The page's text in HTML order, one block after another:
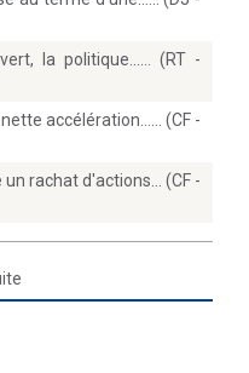
la politique...… (RT -
accélération...… (CF -
rachat d'actions… (CF -